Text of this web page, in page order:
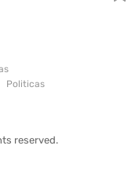
Politicas
reserved.